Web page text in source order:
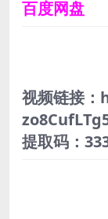
百度网盘
视频链接
提取码：